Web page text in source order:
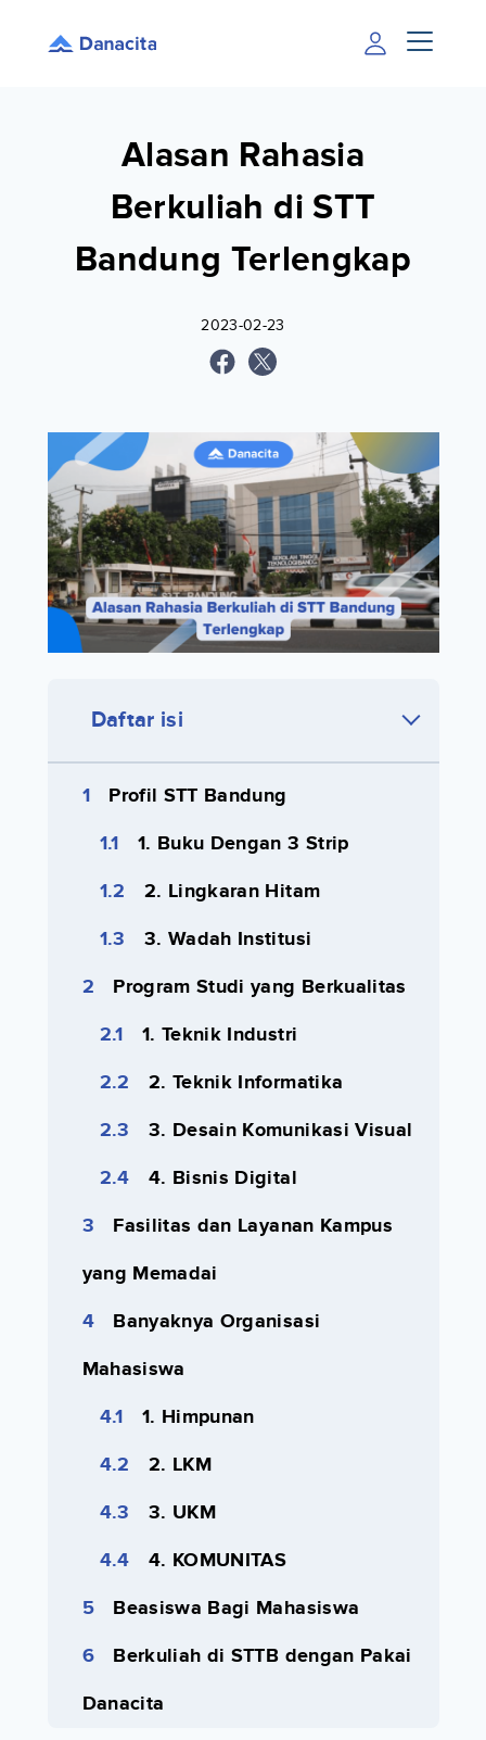
Alasan Rahasia
Berkuliah di STT
Bandung Terlengkap
2023-02-23
Daftar isi
Profil STT Bandung
1. Buku Dengan 3 Strip
2. Lingkaran Hitam
3. Wadah Institusi
Program Studi yang Berkualitas
1. Teknik Industri
2. Teknik Informatika
3. Desain Komunikasi Visual
4. Bisnis Digital
Fasilitas dan Layanan Kampus
yang Memadai
Banyaknya Organisasi
Mahasiswa
1. Himpunan
2. LKM
3. UKM
4. KOMUNITAS
Beasiswa Bagi Mahasiswa
Berkuliah di STTB dengan Pakai
Danacita